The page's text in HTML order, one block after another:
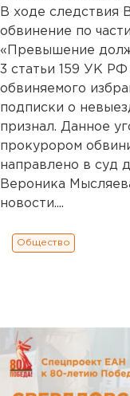
В ходе следствия
обвинение по
«Превышение
3 статьи 159 УК
обвиняемого
подписки о
признал. Данное
прокурором
направлено в суд
Вероника
новости....
Общество